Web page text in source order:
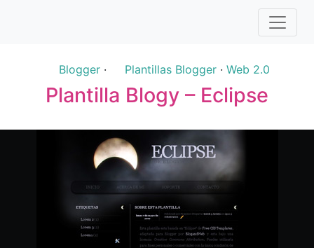
Blogger · Plantillas Blogger · Web 2.0
Plantilla Blogy – Eclipse